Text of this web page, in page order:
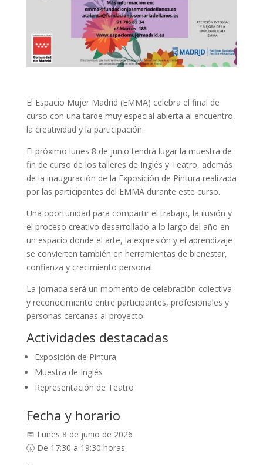
El Espacio Mujer Madrid (EMMA) celebra el final de
curso con una tarde muy especial abierta al encuentro,
la creatividad y la participación.
El próximo lunes 8 de junio tendrá lugar la muestra de
fin de curso de los talleres de Inglés y Teatro, además
de la inauguración de la Exposición de Pintura realizada
por las participantes del EMMA durante este curso.
Una oportunidad para compartir el trabajo, la ilusión y
el proceso creativo desarrollado a lo largo del año en
un espacio donde el arte, la expresión y el aprendizaje
se convierten también en herramientas de bienestar,
confianza y crecimiento personal.
La jornada será un momento de celebración colectiva
y reconocimiento entre participantes, profesionales y
personas cercanas al proyecto.
Actividades destacadas
Exposición de Pintura
Muestra de Inglés
Representación de Teatro
Fecha y horario
📅 Lunes 8 de junio de 2026
🕠 De 17:30 a 19:30 horas